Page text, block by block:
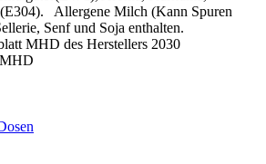
Allergene Milch (Kann Spuren
Senf und Soja enthalten.
MHD des Her­stel­lers 2030
MHD